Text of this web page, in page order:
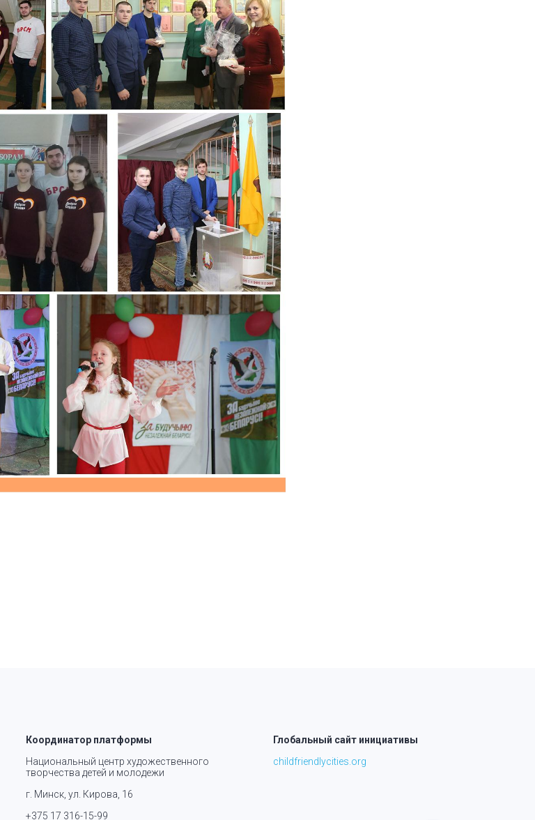
Координатор платформы
Национальный центр художественного
творчества детей и молодежи
г. Минск, ул. Кирова, 16
+375 17 316-15-99
Глобальный сайт инициативы
childfriendlycities.org